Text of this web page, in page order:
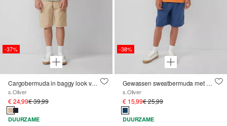
-37%
Cargobermuda in baggy look van stretchkatoen
s.Oliver
€ 24,99€ 39,99
DUURZAME
-38%
Gewassen sweatbermuda met een loose fit
s.Oliver
€ 15,99€ 25,99
DUURZAME